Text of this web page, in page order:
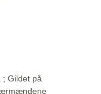
; Gildet på